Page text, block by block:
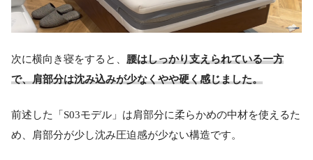
次に横向き寝をすると、 腰はしっかり支えられている一方
で、肩部分は沈み込みが少なくやや硬く感じました。
前述した「S03モデル」は肩部分に柔らかめの中材を使えるた
め、肩部分が少し沈み圧迫感が少ない構造です。